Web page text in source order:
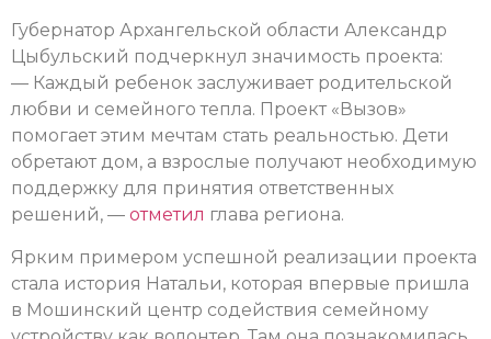
Губернатор Архангельской области Александр
Цыбульский подчеркнул значимость проекта:
— Каждый ребенок заслуживает родительской
любви и семейного тепла. Проект «Вызов»
помогает этим мечтам стать реальностью. Дети
обретают дом, а взрослые получают необходимую
поддержку для принятия ответственных
решений, — отметил глава региона.
Ярким примером успешной реализации проекта
стала история Натальи, которая впервые пришла
в Мошинский центр содействия семейному